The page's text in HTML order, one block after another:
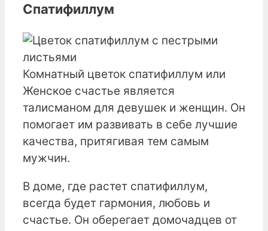
Спатифиллум
Комнатный цветок спатифиллум или
Женское счастье является
талисманом для девушек и женщин. Он
помогает им развивать в себе лучшие
качества, притягивая тем самым
мужчин.
В доме, где растет спатифиллум,
всегда будет гармония, любовь и
счастье. Он оберегает домочадцев от